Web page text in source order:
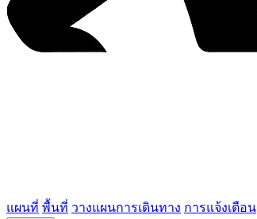
แผนที่ พื้นที่ วางแผนการเดินทาง การแจ้งเตือน